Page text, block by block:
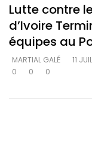
Lutte contre
d’Ivoire
équipes au
MARTIAL GALÉ
11
0
0 0